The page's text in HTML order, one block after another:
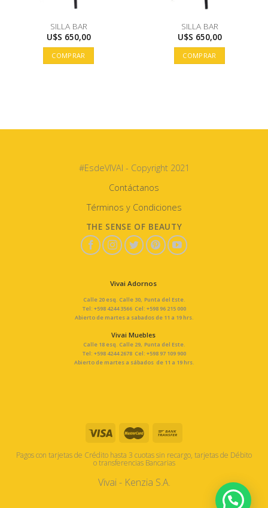
SILLA BAR
U$S 650,00
COMPRAR
SILLA BAR
U$S 650,00
COMPRAR
#EsdeVIVAI - Copyright 2021
Contáctanos
Términos y Condiciones
THE SENSE OF BEAUTY
Vivai Adornos
Calle 20 esq. Calle 30, Punta del Este.
Tel: +598 4244 3566 Cel: +598 96 215 000
Abierto de martes a sabados de 11 a 19 hrs.
Vivai Muebles
Calle 18 esq. Calle 29, Punta del Este.
Tel: +598 4244 2678 Cel: +598 97 109 900
Abierto de martes a sábados de 11 a 19 hrs.
Pagos con tarjetas de Crédito hasta 3 cuotas sin recargo, tarjetas de Débito
o transferencias Bancarias
Vivai - Kenzia S.A.